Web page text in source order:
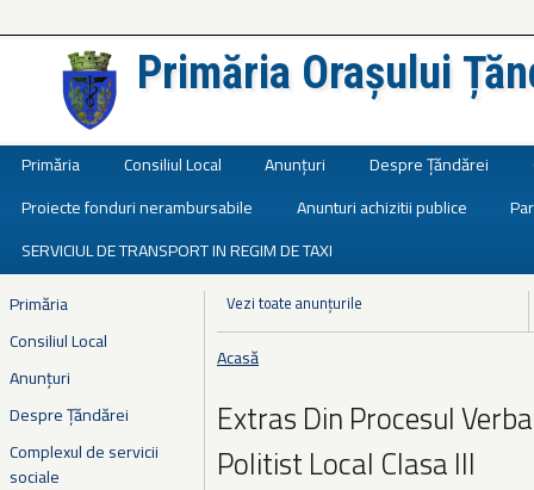
Primăria Orașului
Primăria Consiliul Local Anunțuri Despre Țăndărei
Proiecte fonduri nerambursabile
Anunturi achizitii publice
SERVICIUL DE TRANSPORT IN REGIM DE TAXI
Primăria
Consiliul Local
Anunțuri
Despre Țăndărei
Complexul de servicii
sociale
Vezi toate anunțurile
Eşti aici
Acasă
Extras Din Procesul
Politist Local Clasa III